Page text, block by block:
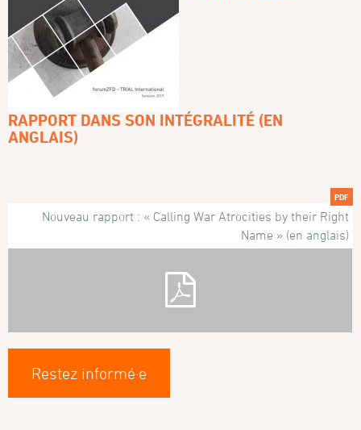
RAPPORT DANS SON INTÉGRALITÉ (EN
ANGLAIS)
PDF
Nouveau rapport : « Calling War Atrocities by their Right
Name » (en anglais)
Restez informé·e